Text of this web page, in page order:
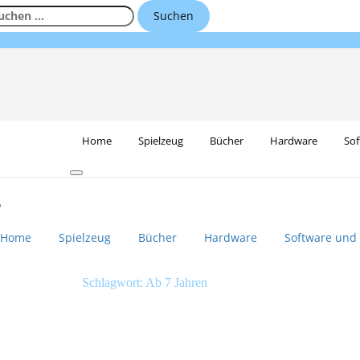
Skip
to
Home Spielzeug Bücher Hardware
Home Spielzeug Bücher Hardware Software und
Schlagwort: Ab 7 Jahren